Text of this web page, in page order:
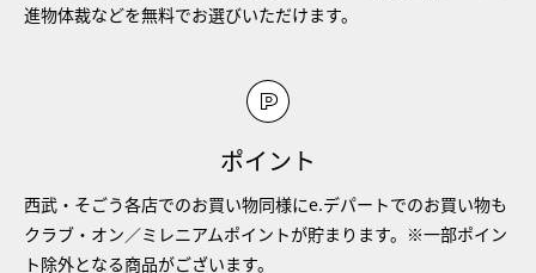
進物体裁などを無料でお選びいただけます。
ポイント
西武・そごう各店でのお買い物同様にe.デパートでのお買い物も
クラブ・オン／ミレニアムポイントが貯まります。※一部ポイン
ト除外となる商品がございます。